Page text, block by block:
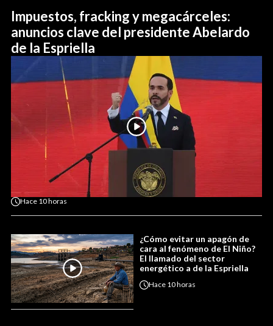
Impuestos, fracking y megacárceles:
anuncios clave del presidente Abelardo
de la Espriella
Hace 10 horas
¿Cómo evitar un apagón de
cara al fenómeno de El Niño?
El llamado del sector
energético a de la Espriella
Hace 10 horas